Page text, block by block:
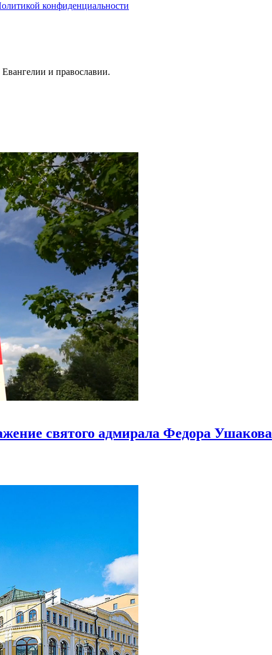
конфиденциальности
и православии.
святого адмирала Федора Ушакова